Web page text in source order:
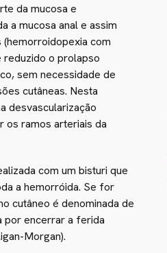
da mucosa e
a mucosa anal e assim
com
o prolapso
sem necessidade de
cutâneas. Nesta
desvascularização
os ramos arteriais da
com um bisturi que
a hemorróida. Se for
cutâneo é denominada de
por encerrar a ferida
Morgan).